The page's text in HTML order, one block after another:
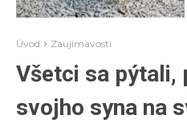
Úvod Zaujímavosti
Všetci sa pýtali,
svojho syna na